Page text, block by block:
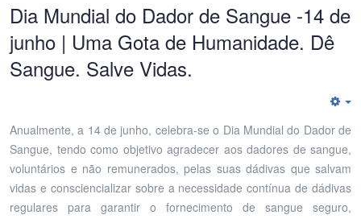
Dia Mundial do Dador de Sangue -14 de
junho | Uma Gota de Humanidade. Dê
Sangue. Salve Vidas.
Anualmente, a 14 de junho, celebra-se o Dia Mundial do Dador de
Sangue, tendo como objetivo agradecer aos dadores de sangue,
voluntários e não remunerados, pelas suas dádivas que salvam
vidas e consciencializar sobre a necessidade contínua de dádivas
regulares para garantir o fornecimento de sangue seguro,